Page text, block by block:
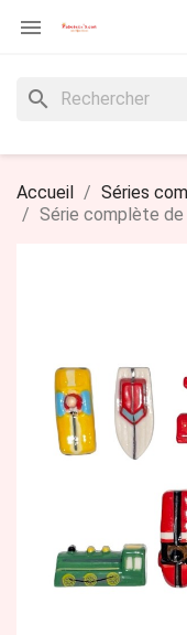

search
Accueil Séries
Série complète